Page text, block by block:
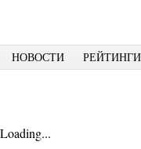
НОВОСТИ РЕЙТИНГИ
Loading...